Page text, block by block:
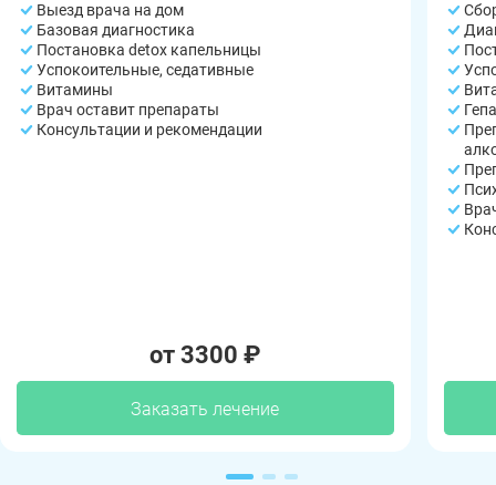
Выезд врача на дом
Базовая диагностика
Постановка detox капельницы
Успокоительные, седативные
Витамины
Врач оставит препараты
Консультации и рекомендации
от 3300 ₽
Заказать лечение